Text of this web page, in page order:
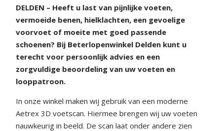
DELDEN – Heeft u last van pijnlijke voeten,
vermoeide benen, hielklachten, een gevoelige
voorvoet of moeite met goed passende
schoenen? Bij Beterlopenwinkel Delden kunt u
terecht voor persoonlijk advies en een
zorgvuldige beoordeling van uw voeten en
looppatroon.
In onze winkel maken wij gebruik van een moderne
Aetrex 3D voetscan. Hiermee brengen wij uw voeten
nauwkeurig in beeld. De scan laat onder andere zien